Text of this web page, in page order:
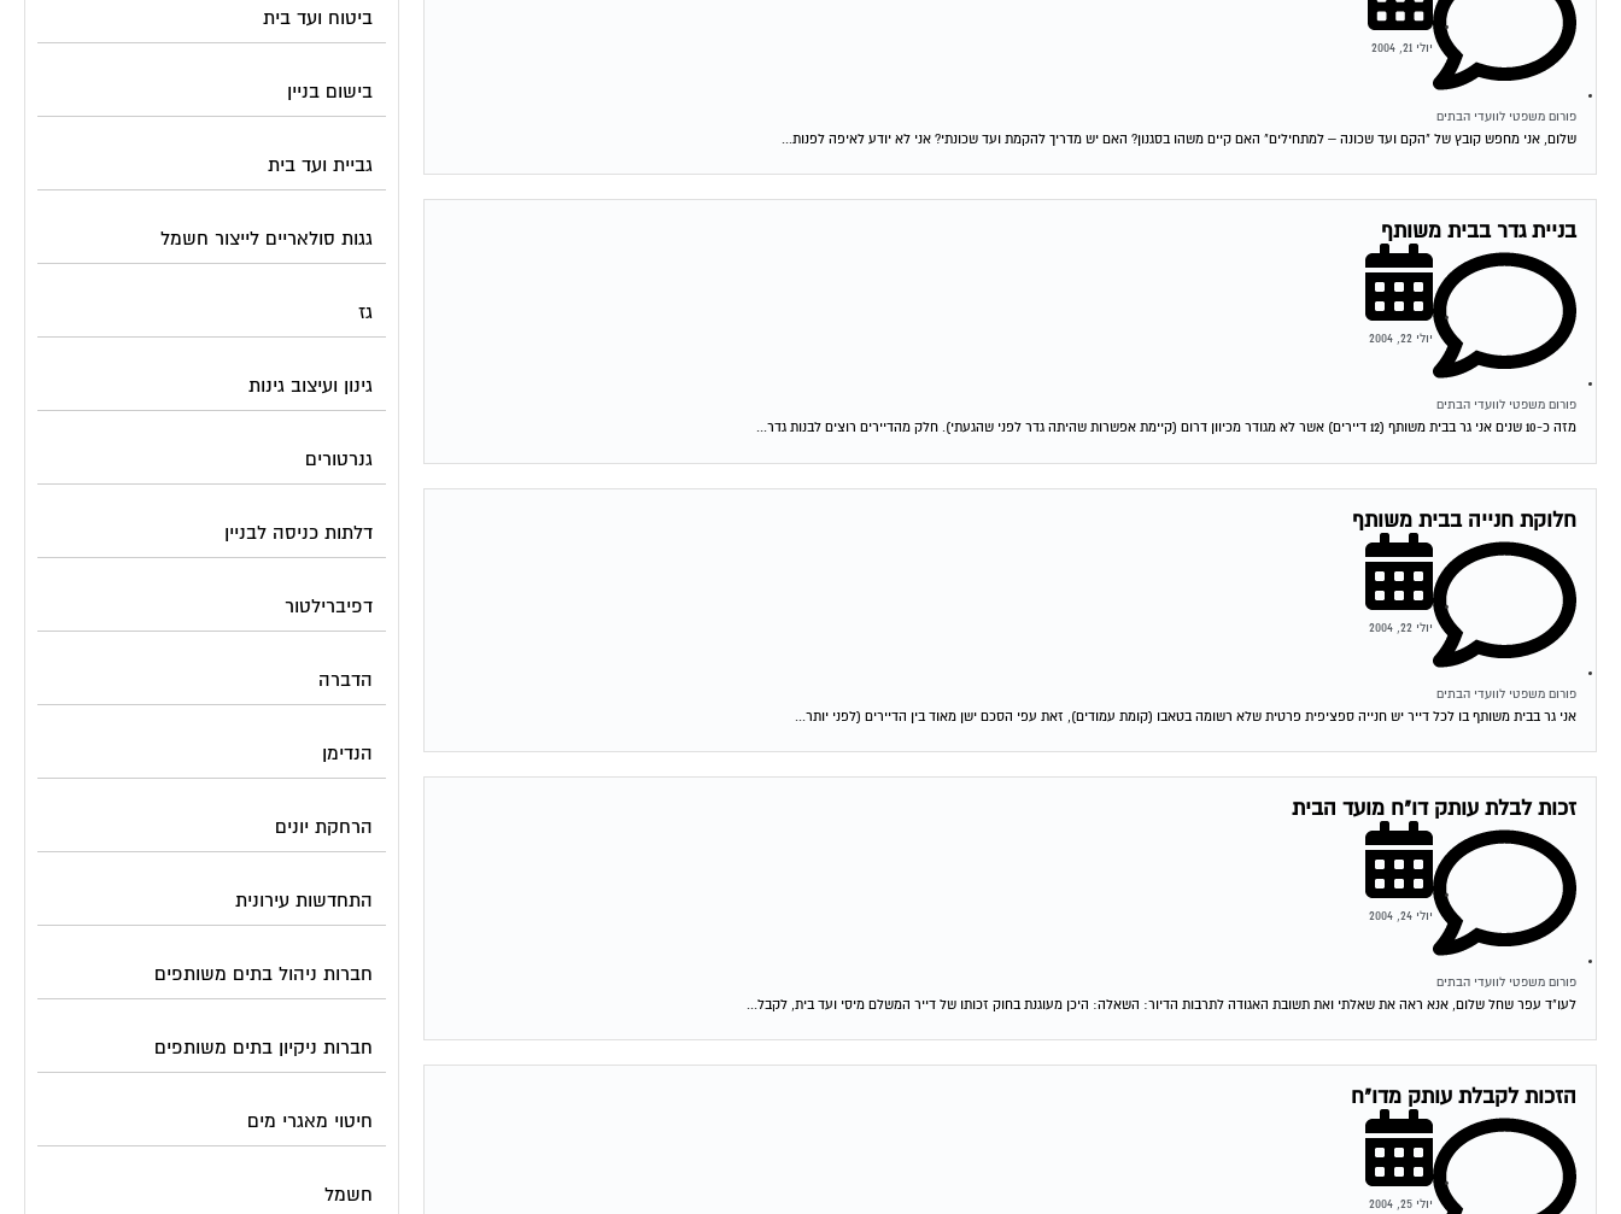
פורום משפטי לוועדי הבתים
יולי 21, 2004
שלום, אני מחפש קובץ של "הקם ועד שכונה – למתחילים" האם קיים משהו בסגנון? האם יש מדריך להקמת ועד שכונתי? אני לא יודע לאיפה לפנות...
בניית גדר בבית משותף
פורום משפטי לוועדי הבתים
יולי 22, 2004
מזה כ-10 שנים אני גר בבית משותף (12 דיירים) אשר לא מגודר מכיוון דרום (קיימת אפשרות שהיתה גדר לפני שהגעתי). חלק מהדיירים רוצים לבנות גדר...
חלוקת חנייה בבית משותף
פורום משפטי לוועדי הבתים
יולי 22, 2004
אני גר בבית משותף בו לכל דייר יש חנייה ספציפית פרטית שלא רשומה בטאבו (קומת עמודים), זאת עפי הסכם ישן מאוד בין הדיירים (לפני יותר...
זכות לבלת עותק דו"ח מועד הבית
פורום משפטי לוועדי הבתים
יולי 24, 2004
לעו"ד עפר שחל שלום, אנא ראה את שאלתי ואת תשובת האגודה לתרבות הדיור: השאלה: היכן מעוגנת בחוק זכותו של דייר המשלם מיסי ועד בית, לקבל...
הזכות לקבלת עותק מדו"ח
יולי 25, 2004
ביטוח ועד בית
בישום בניין
גביית ועד בית
גגות סולאריים לייצור חשמל
גז
גינון ועיצוב גינות
גנרטורים
דלתות כניסה לבניין
דפיברילטור
הדברה
הנדימן
הרחקת יונים
התחדשות עירונית
חברות ניהול בתים משותפים
חברות ניקיון בתים משותפים
חיטוי מאגרי מים
חשמל